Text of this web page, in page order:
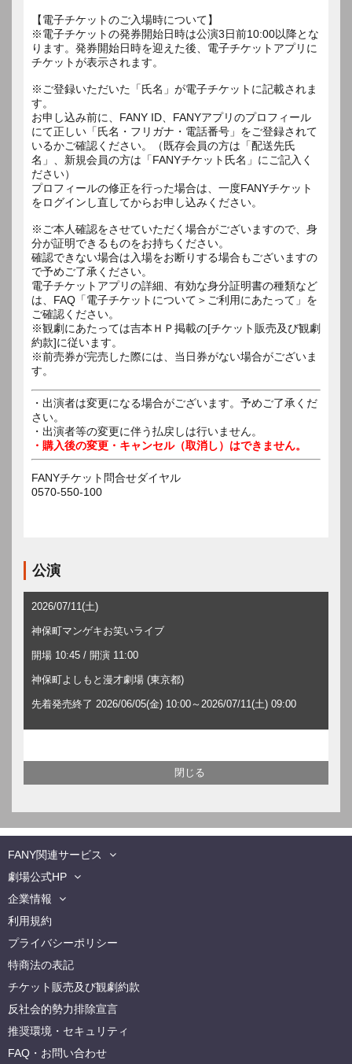
【電子チケットのご入場時について】
※電子チケットの発券開始日時は公演3日前10:00以降とな
ります。発券開始日時を迎えた後、電子チケットアプリに
チケットが表示されます。
※ご登録いただいた「氏名」が電子チケットに記載されま
す。
お申し込み前に、FANY ID、FANYアプリのプロフィール
にて正しい「氏名・フリガナ・電話番号」をご登録されて
いるかご確認ください。（既存会員の方は「配送先氏
名」、新規会員の方は「FANYチケット氏名」にご記入く
ださい）
プロフィールの修正を行った場合は、一度FANYチケット
をログインし直してからお申し込みください。
※ご本人確認をさせていただく場合がございますので、身
分が証明できるものをお持ちください。
確認できない場合は入場をお断りする場合もございますの
で予めご了承ください。
電子チケットアプリの詳細、有効な身分証明書の種類など
は、FAQ「電子チケットについて＞ご利用にあたって」を
ご確認ください。
※観劇にあたっては吉本ＨＰ掲載の[チケット販売及び観劇
約款]に従います。
※前売券が完売した際には、当日券がない場合がございま
す。
・出演者は変更になる場合がございます。予めご了承くだ
さい。
・出演者等の変更に伴う払戻しは行いません。
・購入後の変更・キャンセル（取消し）はできません。
FANYチケット問合せダイヤル
0570-550-100
公演
2026/07/11(土)
神保町マンゲキお笑いライブ
開場 10:45 / 開演 11:00
神保町よしもと漫才劇場 (東京都)
先着発売終了 2026/06/05(金) 10:00～2026/07/11(土) 09:00
FANY関連サービス
劇場公式HP
企業情報
利用規約
プライバシーポリシー
特商法の表記
チケット販売及び観劇約款
反社会的勢力排除宣言
推奨環境・セキュリティ
FAQ・お問い合わせ